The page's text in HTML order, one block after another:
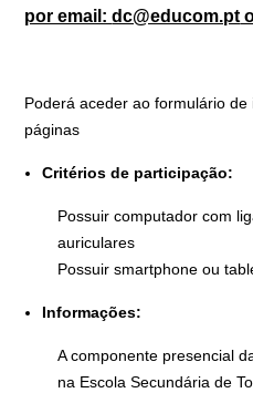
por email:dc@educom.pt
Poderá aceder ao formulário
páginas
Critérios de participação:
Possuir computador com
auriculares
Possuir smartphone ou
Informações:
A componente presencial
na Escola Secundária de